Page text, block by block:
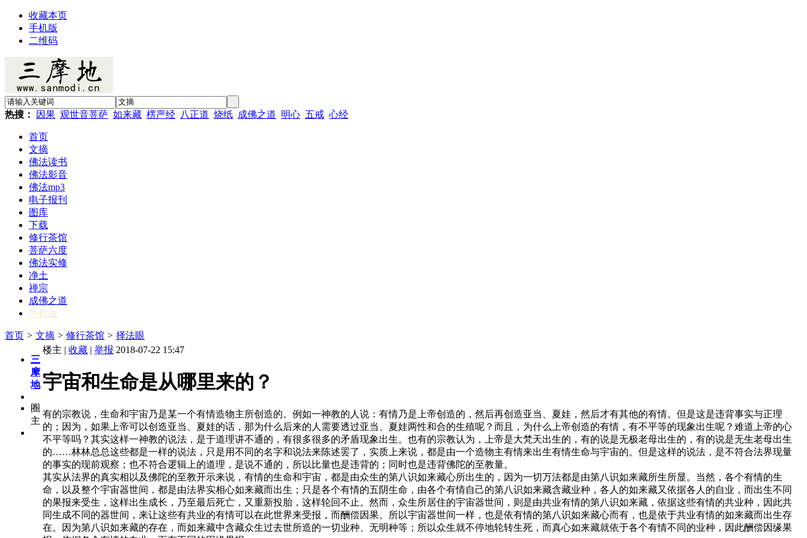
收藏本页
手机版
二维码
热搜： 因果 观世音菩萨 如来藏 楞严经 八正道 烧纸 成佛之道 明心 五戒 心经
首页
文摘
佛法读书
佛法影音
佛法mp3
电子报刊
图库
下载
修行茶馆
菩萨六度
佛法实修
净土
禅宗
成佛之道
手机版
首页 > 文摘 > 修行茶馆 > 择法眼
三
摩
地
圈
主
楼主 | 收藏 | 举报 2018-07-22 15:47
宇宙和生命是从哪里来的？
有的宗教说，生命和宇宙乃是某一个有情造物主所创造的。例如一神教的人说：有情乃是上帝创造的，然后再创造亚当、夏娃，然后才有其他的有情。但是这是违背事实与正理
的；因为，如果上帝可以创造亚当、夏娃的话，那为什么后来的人需要透过亚当、夏娃两性和合的生殖呢？而且，为什么上帝创造的有情，有不平等的现象出生呢？难道上帝的心
不平等吗？其实这样一神教的说法，是于道理讲不通的，有很多很多的矛盾现象出生。也有的宗教认为，上帝是大梵天出生的，有的说是无极老母出生的，有的说是无生老母出生
的……林林总总这些都是一样的说法，只是用不同的名字和说法来陈述罢了，实质上来说，都是由一个造物主有情来出生有情生命与宇宙的。但是这样的说法，是不符合法界现量
的事实的现前观察；也不符合逻辑上的道理，是说不通的，所以比量也是违背的；同时也是违背佛陀的至教量。
其实从法界的真实相以及佛陀的至教开示来说，有情的生命和宇宙，都是由众生的第八识如来藏心所出生的，因为一切万法都是由第八识如来藏所生所显。当然，各个有情的生
命，以及整个宇宙器世间，都是由法界实相心如来藏而出生；只是各个有情的五阴生命，由各个有情自己的第八识如来藏含藏业种，各人的如来藏又依据各人的自业，而出生不同
的果报来受生，这样出生成长，乃至最后死亡，又重新投胎，这样轮回不止。然而，众生所居住的宇宙器世间，则是由共业有情的第八识如来藏，依据这些有情的共业种，因此共
同生成不同的器世间，来让这些有共业的有情可以在此世界来受报，而酬偿因果。所以宇宙器世间一样，也是依有情的第八识如来藏心而有，也是依于共业有情的如来藏而出生存
在。因为第八识如来藏的存在，而如来藏中含藏众生过去世所造的一切业种、无明种等；所以众生就不停地轮转生死，而真心如来藏就依于各个有情不同的业种，因此酬偿因缘果